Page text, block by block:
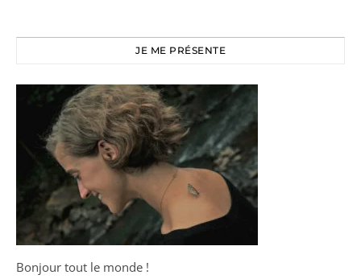
JE ME PRÉSENTE
Bonjour tout le monde !